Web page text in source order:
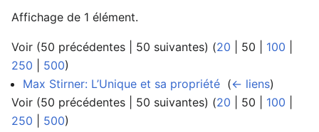
Affichage de 1 élément.
Voir (50 précédentes 50 suivantes) (20 50 100
250
500)
Max Stirner: L’Unique et sa propriété (← liens)
Voir (50 précédentes 50 suivantes) (20 50 100
250
500)